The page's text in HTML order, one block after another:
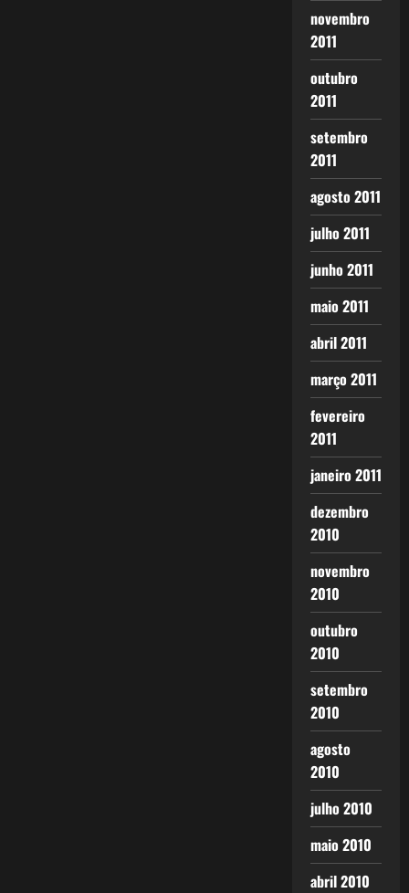
novembro
2011
outubro
2011
setembro
2011
agosto 2011
julho 2011
junho 2011
maio 2011
abril 2011
março 2011
fevereiro
2011
janeiro 2011
dezembro
2010
novembro
2010
outubro
2010
setembro
2010
agosto
2010
julho 2010
maio 2010
abril 2010